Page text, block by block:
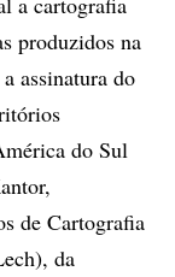
produzidos na
assinatura do
do Sul
de Cartografia
da